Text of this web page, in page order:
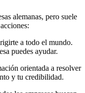
alemanas, pero suele
a todo el mundo.
puedes ayudar.
orientada a resolver
y tu credibilidad.